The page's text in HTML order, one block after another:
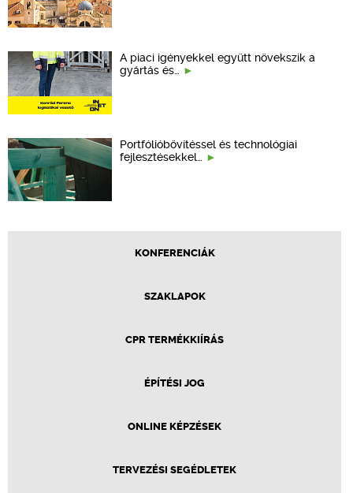
A piaci igényekkel együtt növekszik a
gyártás és…
Portfólióbővítéssel és technológiai
fejlesztésekkel…
KONFERENCIÁK
SZAKLAPOK
CPR TERMÉKKIÍRÁS
ÉPÍTÉSI JOG
ONLINE KÉPZÉSEK
TERVEZÉSI SEGÉDLETEK